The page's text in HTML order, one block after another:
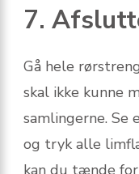
7.
Gå hele
skal ikke kunne
samlingerne.
og tryk alle
kan du tænde